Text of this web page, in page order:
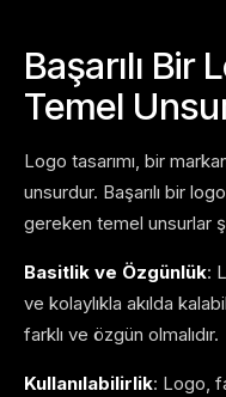
Başarılı Bir
Temel
Logo tasarımı, bir
unsurdur. Başarılı bir
gereken temel unsurlar
Basitlik ve Özgünlük:
ve kolaylıkla akılda
farklı ve özgün olmalıdır.
Kullanılabilirlik: Logo,